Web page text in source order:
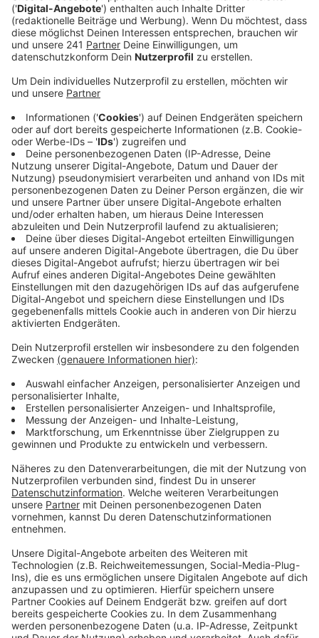
Leverkusen durchgeführt worden sein soll.
Veröffentlicht:Donnerstag, 06.11.2025 11:15
Tatvorwurf
Anzeige
Gezeigt wurden vor Gericht aber auch Aufzeichnungen
zu ausspionierten Supermärkten in Leverkusen und im
Ruhrgebiet. Klette soll gemeinsam mit zwei weiteren
Personen zwischen 1999 und 2016 mehrere
Geldtransporter und Supermärkte überfallen haben.
Wo sich die zwei Mittäter aufhalten, ist unklar.
Anzeige
Weitere Meldungen aus unserer Stadt
Anzeige
Ausbildungsjahr 2025/26: Weniger Verträge für
Leverkusen
Opladener Bielertkirche: Sanierung in Leverkusen im
Zeitplan
Parasportler Markus Rehm erhält Leverkusener Löwen
Anzeige